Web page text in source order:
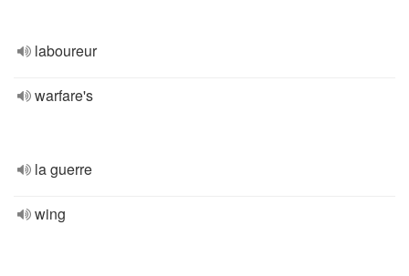
laboureur
warfare's
la guerre
wing